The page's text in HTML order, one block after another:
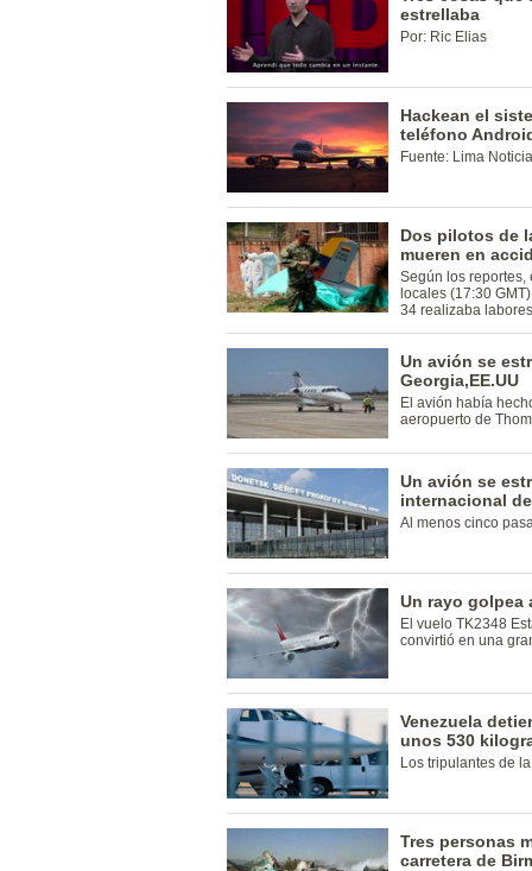
estrellaba
Por: Ric Elias
Hackean el
teléfono
Fuente: Lima
Dos pilotos de
mueren en
Según los reportes,
locales (17:30
34 realizaba
Un avión se
Georgia,EE.UU
El avión había
aeropuerto de
Un avión se
internacional
Al menos cinco
Un rayo golpea
El vuelo TK2348
convirtió en una
Venezuela
unos 530
Los tripulantes de
Tres personas
carretera de